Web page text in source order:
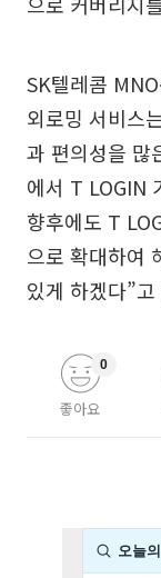
SK텔레콤
외로밍 서비스
과 편의성을 많
에서 T LOGIN
향후에도 T
으로 확대하여
있게 하겠다”
좋아요
0